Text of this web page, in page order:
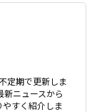
定期で更新しま
新ニュースから
すく紹介しま